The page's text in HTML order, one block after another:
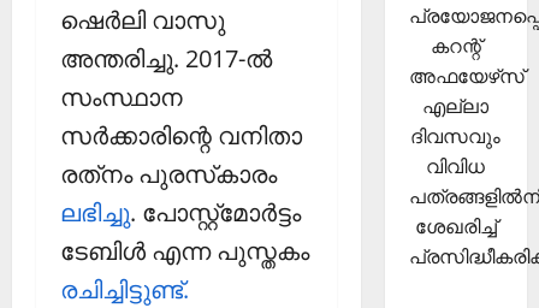
ഷെര്‍ലി വാസു
അന്തരിച്ചു. 2017-ല്‍
സംസ്ഥാന
സര്‍ക്കാരിന്റെ വനിതാ
രത്‌നം പുരസ്‌കാരം
ലഭിച്ചു. പോസ്റ്റ്‌മോര്‍ട്ടം
ടേബിള്‍ എന്ന പുസ്തകം
രചിച്ചിട്ടുണ്ട്.
കറന്റ്
അഫയേഴ്‌സ്
എല്ലാ
ദിവസവും
വിവിധ
ശേഖരിച്ച്